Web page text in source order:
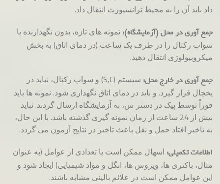
داد بايد آن را به محيط ترانسپورت انتقال داد.
جمع آوری در محل (آزمایشگاه): نمونه های تازه، بدون نگهدارنده یا
سواب رکتال را در ظرف یک ساعت (در دمای اتاق) به بخش
میکروبیولوژی انتقال دهید.
جمع آوری در خارج محل:
سیستم (S,C) و سواب رکتال، نباید در
یخچال قرار گیرد. و باید در دمای اتاق نگهداری شود. نمونه ها باید
فوراً توسط پیک در دستر س، به آزمایشگاه ارسال گردند. نباید
بیش از 24 ساعت از زمان نمونه گیری گذشته باشد. با این حال،
به تاخیر افتاد حمل و نقل باعث تاخیر در نتایج آزمون می گردد.
اطلاعات تکمیلی: اسهال ممکن است با تعدادی از عوامل (به عنوان
مثال، باکتری ها، ویروس ها، انگل و مواد شیمیایی) ایجاد شود و
این عوامل ممکن است در علائم بالینی مشابه باشند.